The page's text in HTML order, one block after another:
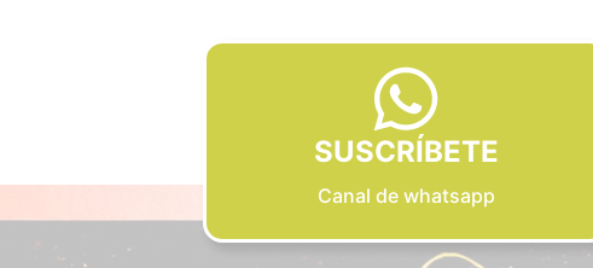
SUSCRÍBETE
Canal de whatsapp